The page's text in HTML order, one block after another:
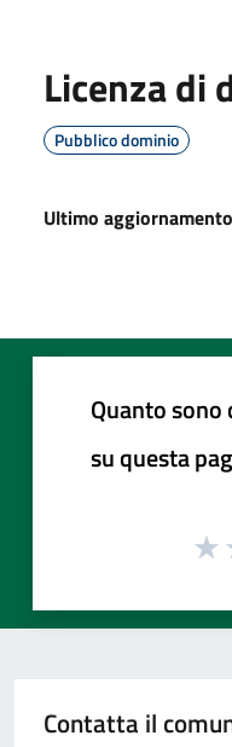
Licenza di
Pubblico dominio
Ultimo aggiornamento
Quanto
su questa
Contatta il